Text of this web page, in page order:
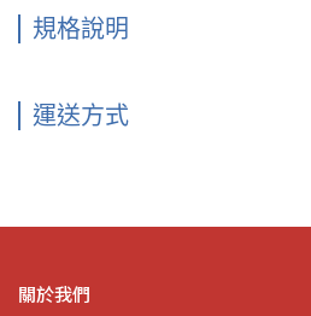
規格說明
運送方式
關於我們